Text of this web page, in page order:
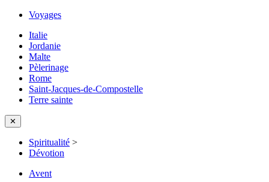
Voyages
Italie
Jordanie
Malte
Pèlerinage
Rome
Saint-Jacques-de-Compostelle
Terre sainte
✕
Spiritualité >
Dévotion
Avent